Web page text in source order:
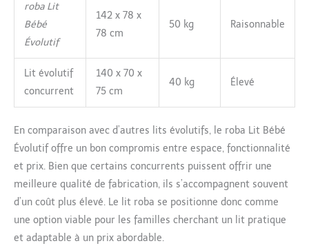
roba Lit
Bébé
Évolutif
142 x 78 x
78 cm
50 kg Raisonnable
Lit évolutif
concurrent
140 x 70 x
75 cm
40 kg Élevé
En comparaison avec d’autres lits évolutifs, le roba Lit Bébé
Évolutif offre un bon compromis entre espace, fonctionnalité
et prix. Bien que certains concurrents puissent offrir une
meilleure qualité de fabrication, ils s’accompagnent souvent
d’un coût plus élevé. Le lit roba se positionne donc comme
une option viable pour les familles cherchant un lit pratique
et adaptable à un prix abordable.